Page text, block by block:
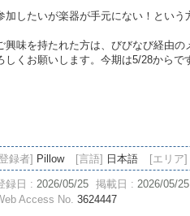
加したいが楽器が手元にない！という
興味を持たれた方は、びびなび経由
しくお願いします。今期は5/28からで
録者] Pillow [言語] 日本語 [エリア]
録日 : 2026/05/25 掲載日 : 2026/05/25
Access No. 3624447